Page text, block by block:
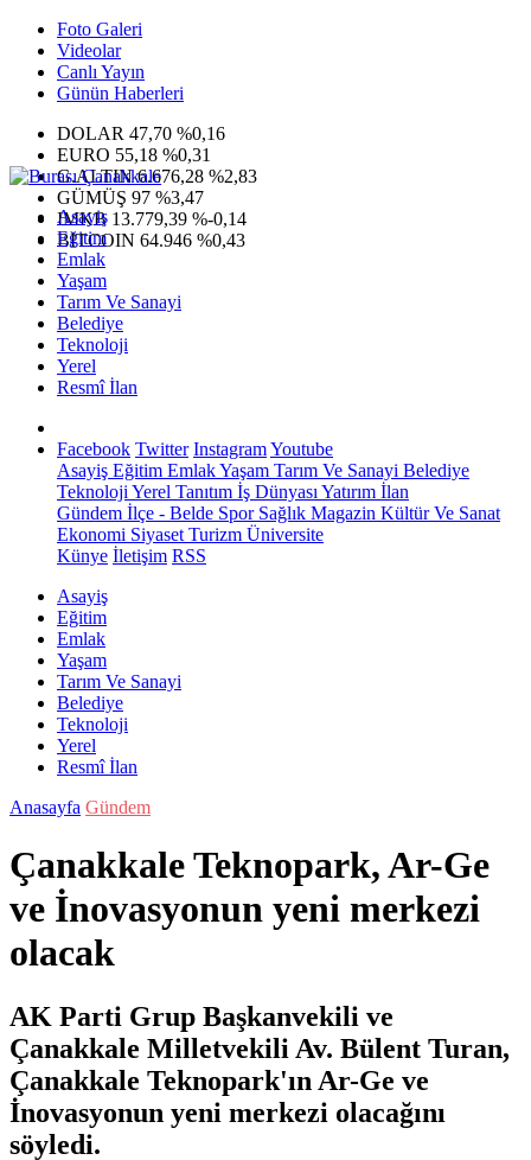
Foto Galeri
Videolar
Canlı Yayın
Günün Haberleri
DOLAR 47,70 %0,16
EURO 55,18 %0,31
G.ALTIN6.676,28 %2,83
GÜMÜŞ 97 %3,47
IMKB 13.779,39 %-0,14
BITCOIN 64.946 %0,43
Asayiş
Eğitim
Emlak
Yaşam
Tarım Ve Sanayi
Belediye
Teknoloji
Yerel
Resmî İlan
Facebook Twitter InstagramYoutube
Asayiş Eğitim EmlakYaşam Tarım Ve Sanayi Belediye
Teknoloji Yerel Tanıtım İş Dünyası Yatırım İlan
Gündem İlçe - Belde SporSağlık Magazin Kültür Ve Sanat
Ekonomi Siyaset Turizm Üniversite
Künye İletişim RSS
Asayiş
Eğitim
Emlak
Yaşam
Tarım Ve Sanayi
Belediye
Teknoloji
Yerel
Resmî İlan
Anasayfa Gündem
Çanakkale Teknopark, Ar-Ge
ve İnovasyonun yeni merkezi
olacak
AK Parti Grup Başkanvekili ve
Çanakkale Milletvekili Av. Bülent Turan,
Çanakkale Teknopark'ın Ar-Ge ve
İnovasyonun yeni merkezi olacağını
söyledi.